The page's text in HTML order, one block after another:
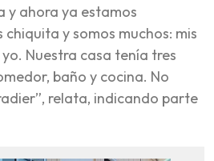
y ahora ya estamos
chiquita y somos muchos: mis
Nuestra casa tenía tres
baño y cocina. No
relata, indicando parte